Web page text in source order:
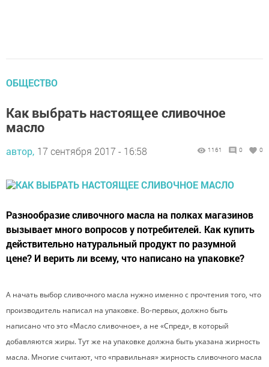
ОБЩЕСТВО
Как выбрать настоящее сливочное
масло
автор, 17 сентября 2017 - 16:58 1161 0 0
Разнообразие сливочного масла на полках магазинов
вызывает много вопросов у потребителей. Как купить
действительно натуральный продукт по разумной
цене? И верить ли всему, что написано на упаковке?
А начать выбор сливочного масла нужно именно с прочтения того, что
производитель написал на упаковке. Во-первых, должно быть
написано что это «Масло сливочное», а не «Спред», в который
добавляются жиры. Тут же на упаковке должна быть указана жирность
масла. Многие считают, что «правильная» жирность сливочного масла